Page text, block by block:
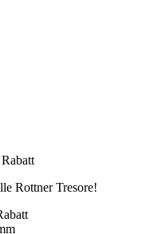
Rottner Tresore!